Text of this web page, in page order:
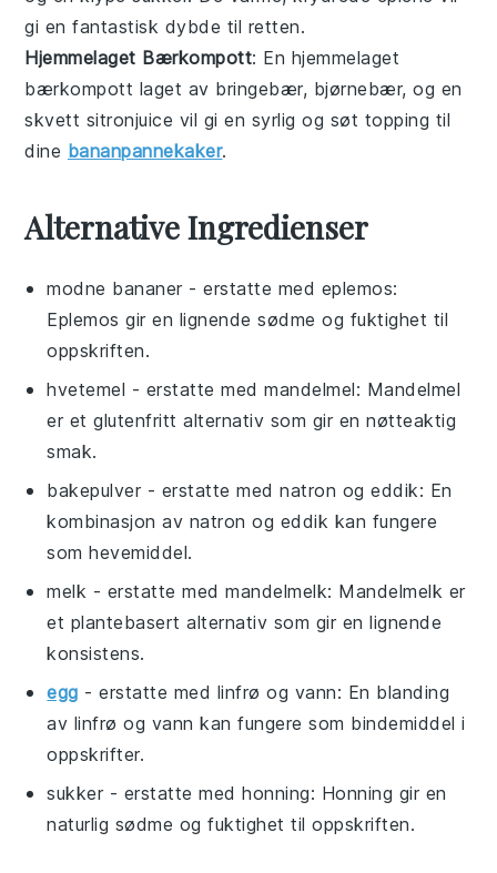
gi en fantastisk dybde til retten.
Hjemmelaget Bærkompott: En hjemmelaget
bærkompott laget av bringebær, bjørnebær, og en
skvett sitronjuice vil gi en syrlig og søt topping til
dine bananpannekaker.
Alternative Ingredienser
modne bananer - erstatte med eplemos:
Eplemos gir en lignende sødme og fuktighet til
oppskriften.
hvetemel - erstatte medmandelmel: Mandelmel
er et glutenfritt alternativ som gir en nøtteaktig
smak.
bakepulver - erstatte mednatron og eddik: En
kombinasjon av natron og eddik kan fungere
som hevemiddel.
melk - erstatte medmandelmelk: Mandelmelk er
et plantebasert alternativ som gir en lignende
konsistens.
egg - erstatte med linfrø og vann: En blanding
av linfrø og vann kan fungere som bindemiddel i
oppskrifter.
sukker - erstatte medhonning: Honning gir en
naturlig sødme og fuktighet til oppskriften.